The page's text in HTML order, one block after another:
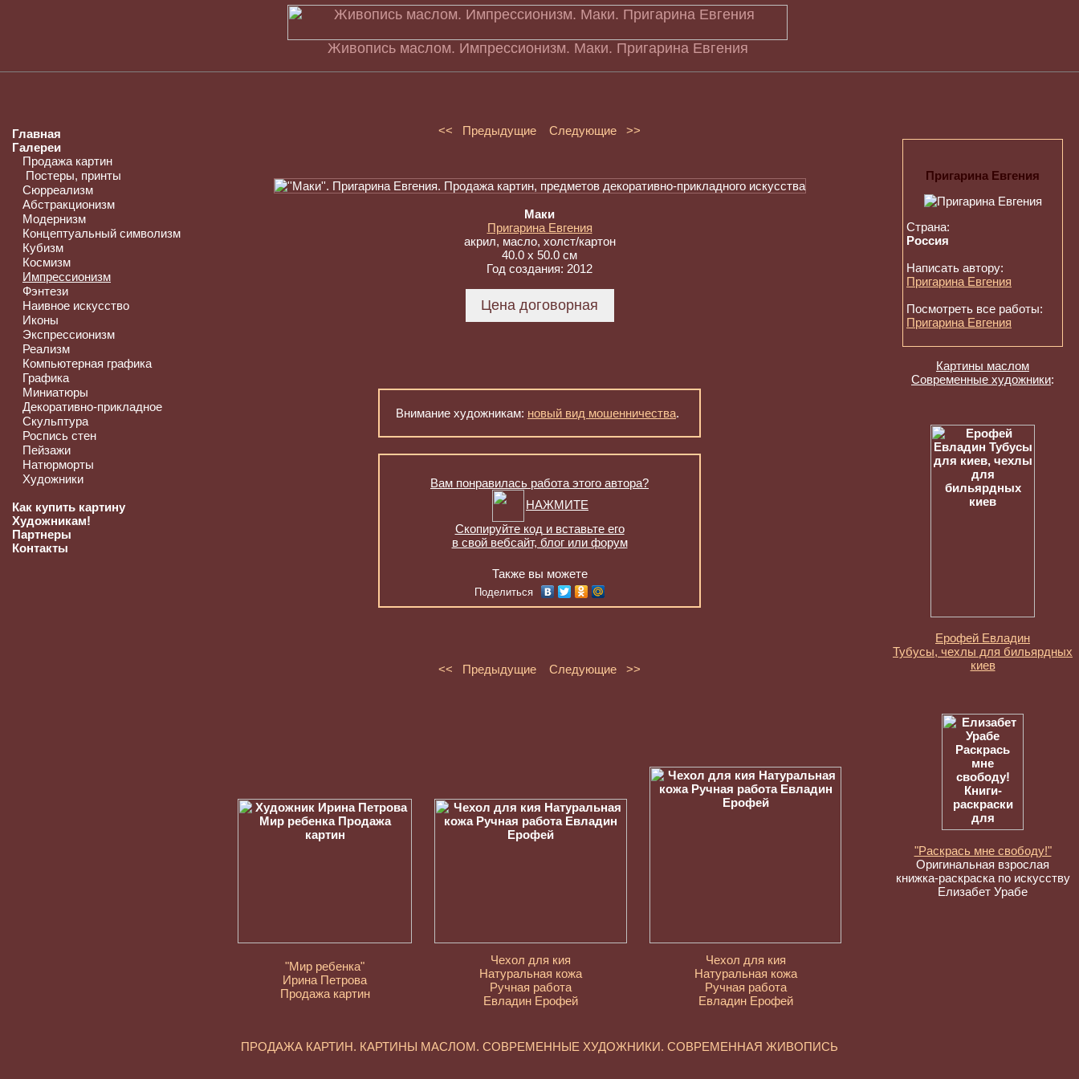
Живопись маслом. Импрессионизм. Маки. Пригарина Евгения
Главная
Галереи
Продажа картин
Постеры, принты
Сюрреализм
Абстракционизм
Модернизм
Концептуальный символизм
Кубизм
Космизм
Импрессионизм
Фэнтези
Наивное искусство
Иконы
Экспрессионизм
Реализм
Компьютерная графика
Графика
Миниатюры
Декоративно-прикладное
Скульптура
Роспись стен
Пейзажи
Натюрморты
Художники
Как купить картину
Художникам!
Партнеры
Контакты
<< Предыдущие Следующие >>
Маки
Пригарина Евгения
акрил, масло, холст/картон
40.0 x 50.0 см
Год создания: 2012
Внимание художникам: новый вид мошенничества.
Вам понравилась работа этого автора?
НАЖМИТЕ
Скопируйте код и вставьте его
в свой вебсайт, блог или форум
Также вы можете
Поделиться
<< Предыдущие Следующие >>
"Мир ребенка"
Ирина Петрова
Продажа картин
Чехол для кия
Натуральная кожа
Ручная работа
Евладин Ерофей
Чехол для кия
Натуральная кожа
Ручная работа
Евладин Ерофей
ПРОДАЖА КАРТИН. КАРТИНЫ МАСЛОМ. СОВРЕМЕННЫЕ ХУДОЖНИКИ. СОВРЕМЕННАЯ ЖИВОПИСЬ
Пригарина Евгения
Страна:
Россия
Написать автору:
Пригарина Евгения
Посмотреть все работы:
Пригарина Евгения
Картины маслом
Современные художники:
Ерофей Евладин
Тубусы, чехлы для бильярдных
киев
"Раскрась мне свободу!"
Оригинальная взрослая
книжка-раскраска по искусству
Елизабет Урабе